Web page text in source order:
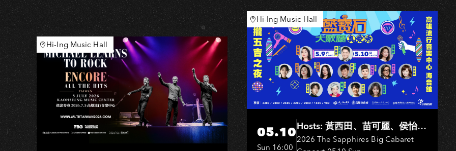
Hi-Ing Music Hall
Hi-Ing Music Hall
05.10
Sun 16:00
Hosts: 黃西田、苗可麗、侯怡
君．Entertainers: 葉啟田、鳥來
2026 The Sapphires Big Cabaret